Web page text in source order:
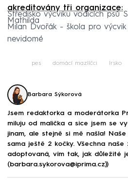
akreditovány tři organizace:
Středisko výcviku vodicích psů
Mathilda
Milan Dvořák - škola pro
nevidomé
pes domácí mazlíčci Irsko
Barbara Sýkorová
Jsem redaktorka a moderátorka
miluju od malička a sice jsem se
jinam, ale stejně si mě našla!
sama ještě 2 kočky. Všechna naše
adoptovaná, vím tak, jak důležité
(barbara.sykorova@iprima.cz))